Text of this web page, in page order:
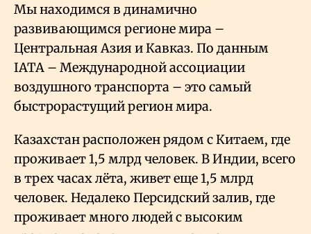
Мы находимся в динамично
развивающимся регионе мира –
Центральная Азия и Кавказ. По данным
IATA – Международной ассоциации
воздушного транспорта – это самый
быстрорастущий регион мира.
Казахстан расположен рядом с Китаем, где
проживает 1,5 млрд человек. В Индии, всего
в трех часах лёта, живет еще 1,5 млрд
человек. Недалеко Персидский залив, где
проживает много людей с высоким